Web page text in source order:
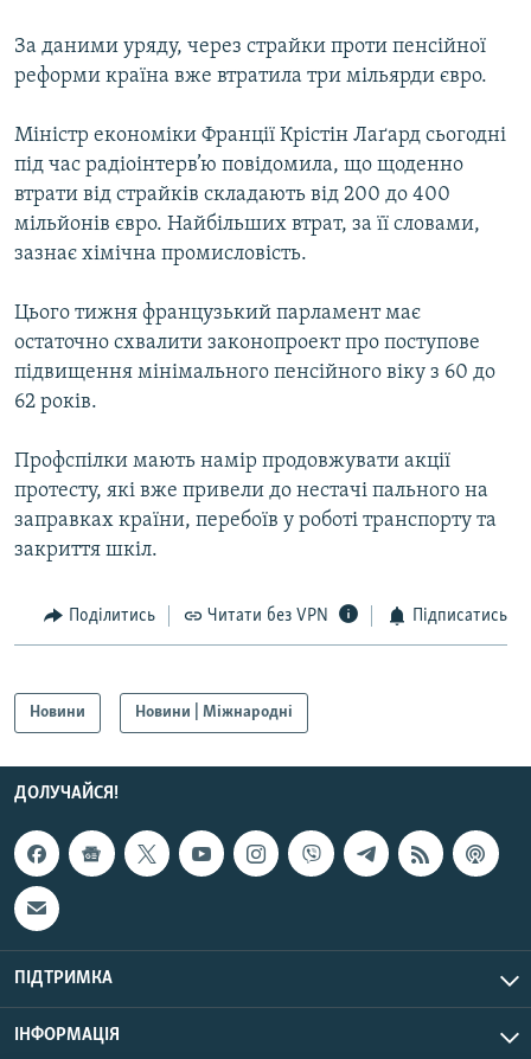
ФОТО
ПОДКАСТИ
КРИМ РЕАЛІЇ
КТАТ
ДОЛУЧАЙСЯ!
Усі сайти RFE/RL
За даними уряду, через страйки проти пенсійної
реформи країна вже втратила три мільярди євро.
Міністр економіки Франції Крістін Лаґард сьогодні
під час радіоінтерв’ю повідомила, що щоденно
втрати від страйків складають від 200 до 400
мільйонів євро. Найбільших втрат, за її словами,
зазнає хімічна промисловість.
Цього тижня французький парламент має
остаточно схвалити законопроект про поступове
підвищення мінімального пенсійного віку з 60 до
62 років.
Профспілки мають намір продовжувати акції
протесту, які вже привели до нестачі пального на
заправках країни, перебоїв у роботі транспорту та
закриття шкіл.
Поділитись Читати без VPN Підписатись
Новини Новини | Міжнародні
ДОЛУЧАЙСЯ!
ПІДТРИМКА
ІНФОРМАЦІЯ